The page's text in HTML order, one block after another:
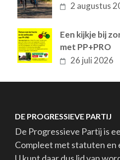
2 augustus
Een kijkje bij
met PP+PRO
26 juli 2026
DE PROGRESSIEVE PARTIJ
De Progressieve Partij is
Compleet met statuten en